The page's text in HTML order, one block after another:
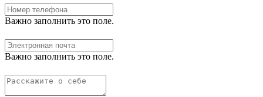
Важно заполнить это поле.
Важно заполнить это поле.